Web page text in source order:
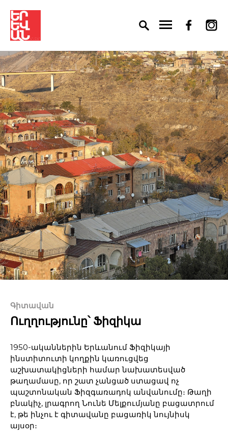
Գիտավան
Ուղղությունը՝ Ֆիզիկա
1950-ականներին Երևանում Ֆիզիկայի
ինստիտուտի կողքին կառուցվեց
աշխատակիցների համար նախատեսված
թաղամասը, որ շատ չանցած ստացավ ոչ
պաշտոնական Ֆիզգառադոկ անվանումը։ Թաղի
բնակիչ, լրագրող Նունե Մելքումյանը բացատրում
է, թե ինչու է գիտավանը բացառիկ նույնիսկ
այսօր։